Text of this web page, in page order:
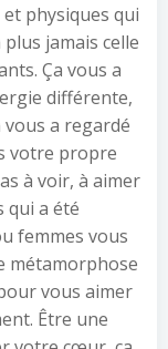
physiques qui
jamais celle
Ça vous a
différente,
a regardé
votre propre
à voir, à aimer
qui a été
femmes vous
métamorphose
vous aimer
Être une